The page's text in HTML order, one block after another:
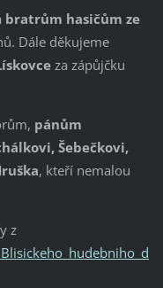
bratrům hasičům ze
Dále děkujeme
za zápůjčku
pánům
Šebečkovi,
, kteří nemalou
z